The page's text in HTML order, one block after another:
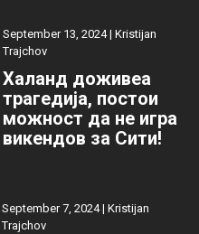
September 13, 2024 | Kristijan
Trajchov
Халанд доживеа
трагедија, постои
можност да не игра
викендов за Сити!
September 7, 2024 | Kristijan
Trajchov